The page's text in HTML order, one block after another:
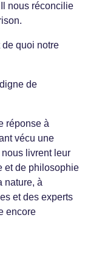
nous réconcilie
quoi notre
de
réponse à
vécu une
livrent leur
et de philosophie
nature, à
et des experts
encore